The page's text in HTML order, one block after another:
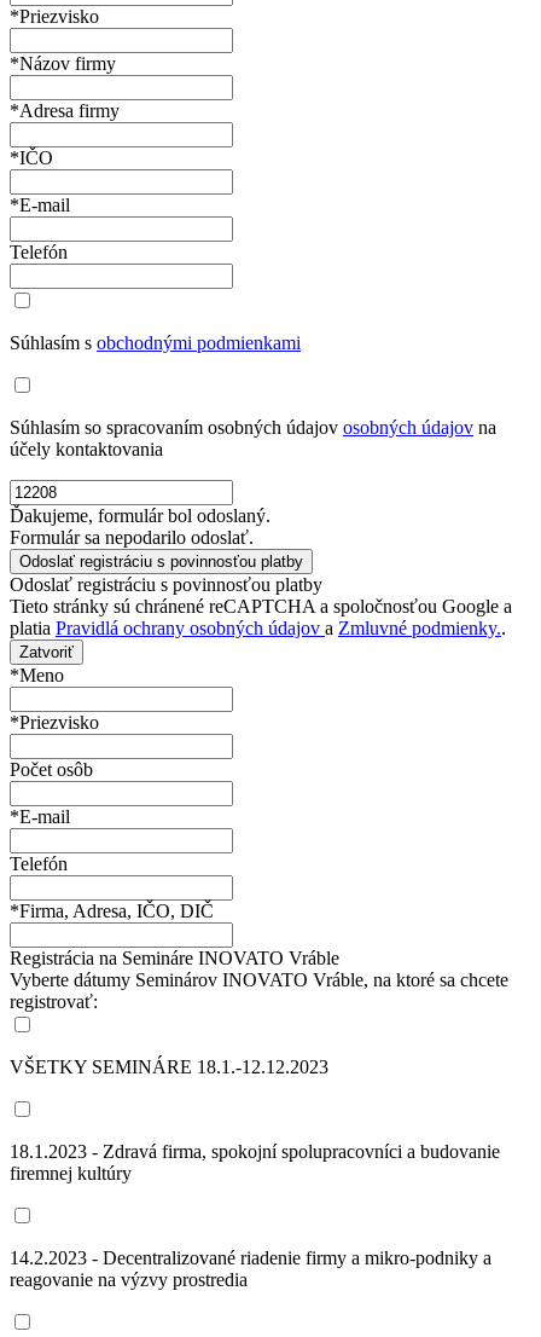
*Priezvisko
*Názov firmy
*Adresa firmy
*IČO
*E-mail
Telefón
Súhlasím s obchodnými podmienkami
Súhlasím so spracovaním osobných údajov osobných údajov na
účely kontaktovania
Ďakujeme, formulár bol odoslaný.
Formulár sa nepodarilo odoslať.
Odoslať registráciu s povinnosťou platby
Tieto stránky sú chránené reCAPTCHA a spoločnosťou Google a
platia Pravidlá ochrany osobných údajov a Zmluvné podmienky..
Zatvoriť
*Meno
*Priezvisko
Počet osôb
*E-mail
Telefón
*Firma, Adresa, IČO, DIČ
Registrácia na Semináre INOVATO Vráble
Vyberte dátumy Seminárov INOVATO Vráble, na ktoré sa chcete
registrovať:
VŠETKY SEMINÁRE 18.1.-12.12.2023
18.1.2023 - Zdravá firma, spokojní spolupracovníci a budovanie
firemnej kultúry
14.2.2023 - Decentralizované riadenie firmy a mikro-podniky a
reagovanie na výzvy prostredia